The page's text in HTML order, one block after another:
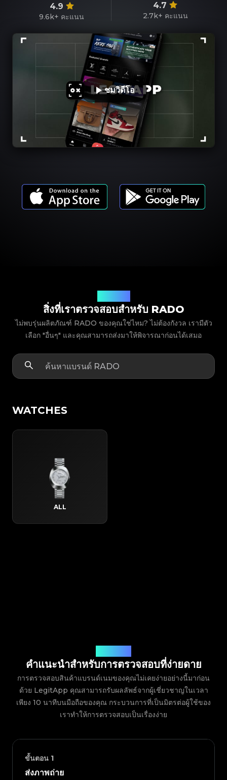
4.9
9.6k+ คะแนน
4.7
2.7k+ คะแนน
ชมวิดีโอ
สิ่งที่เราตรวจสอบสำหรับ RADO
ไม่พบรุ่นผลิตภัณฑ์ RADO ของคุณใช่ไหม? ไม่ต้องกังวล เรามีตัว
เลือก "อื่นๆ" และคุณสามารถส่งมาให้พิจารณาก่อนได้เสมอ
WATCHES
ALL
คำแนะนำสำหรับการตรวจสอบที่ง่ายดาย
การตรวจสอบสินค้าแบรนด์เนมของคุณไม่เคยง่ายอย่างนี้มาก่อน
ด้วย LegitApp คุณสามารถรับผลลัพธ์จากผู้เชี่ยวชาญในเวลา
เพียง 10 นาทีบนมือถือของคุณ กระบวนการที่เป็นมิตรต่อผู้ใช้ของ
เราทำให้การตรวจสอบเป็นเรื่องง่าย
ขั้นตอน 1
ส่งภาพถ่าย